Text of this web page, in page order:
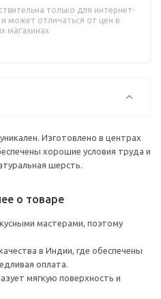
только для интернет-
и может отличаться от цен в
магазинах
Изготовлено в центрах
хорошие условия труда и
шерсть.
о товаре
мастерами, поэтому
в Индии, где обеспечены
оплата.
мягкую поверхность и